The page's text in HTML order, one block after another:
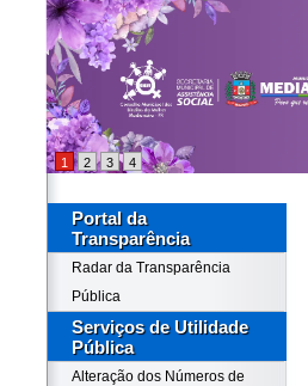
1 2 3 4
Portal da
Transparência
Radar da Transparência
Pública
Serviços de Utilidade
Pública
Alteração dos Números de